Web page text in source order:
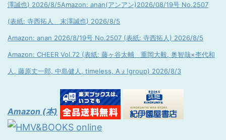
澤誠也) 2026/8/5Amazon: anan(アンアン)2026/08/19号 No.2507
(表紙: 寺西拓人 末澤誠也) 2026/8/5
Amazon: anan 2026/8/19号 No.2507 (表紙: 寺西拓人) 2026/8/5
Amazon: CHEER Vol.72 (表紙: 藤ヶ谷太輔 重岡大毅, 奥智哉×杢代和
人, 藤原丈一郎, 中島健人, timeless, Aぇ!group) 2026/8/3
Amazon (本)